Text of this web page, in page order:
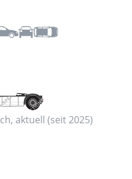
HeckDach
, aktuell (seit 2025)